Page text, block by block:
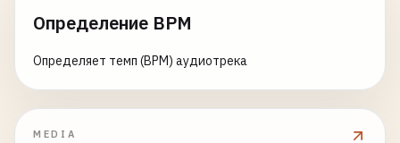
Определение BPM
Определяет темп (BPM) аудиотрека
MEDIA